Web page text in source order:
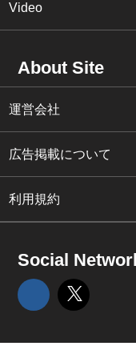
Video
About Site
運営会社
広告掲載について
利用規約
Social